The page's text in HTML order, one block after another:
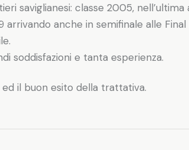
saviglianesi: classe 2005,
anche in semifinale alle
soddisfazioni e tanta esperienza.
ed il buon esito della trattativa.